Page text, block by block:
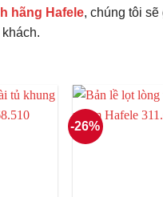
hãng Hafele, chúng tôi
-26%